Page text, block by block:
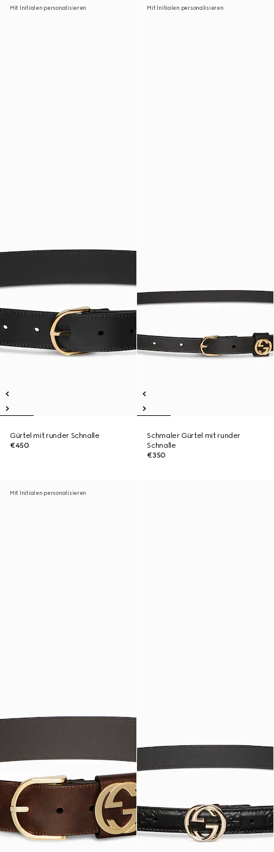
Mit Initialen personalisieren
Gürtel mit runder Schnalle
€450
Mit Initialen personalisieren
Schmaler Gürtel mit runder
Schnalle
€350
Mit Initialen personalisieren